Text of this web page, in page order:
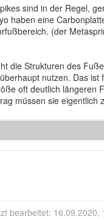
sind in der Regel,
haben eine
(der
die Strukturen des
nutzen. Das
oft deutlich
müssen sie
bearbeitet: 16.09.2020,